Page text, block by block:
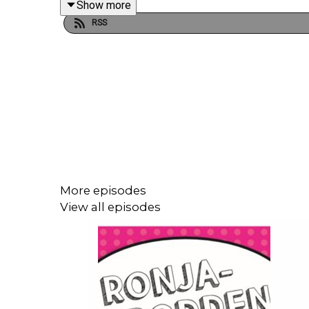
Som alltid - välkommen att höra av dig till
Show more
RSS
More episodes
View all episodes